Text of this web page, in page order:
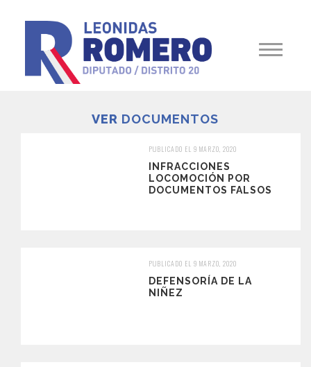
VER DOCUMENTOS
PUBLICADO EL 9 MARZO, 2020
INFRACCIONES
LOCOMOCIÓN POR
DOCUMENTOS FALSOS
PUBLICADO EL 9 MARZO, 2020
DEFENSORÍA DE LA
NIÑEZ